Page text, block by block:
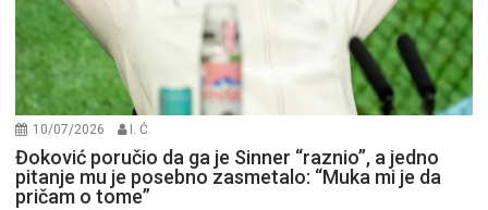
10/07/2026 I. Ć.
Đoković poručio da ga je Sinner “raznio”, a jedno
pitanje mu je posebno zasmetalo: “Muka mi je da
pričam o tome”